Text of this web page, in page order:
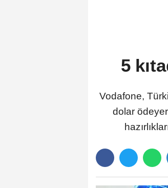
5
Vodafone,
dolar